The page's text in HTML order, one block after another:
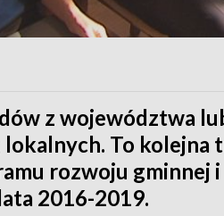
z województwa
To kolejna
rozwoju
2016-2019.